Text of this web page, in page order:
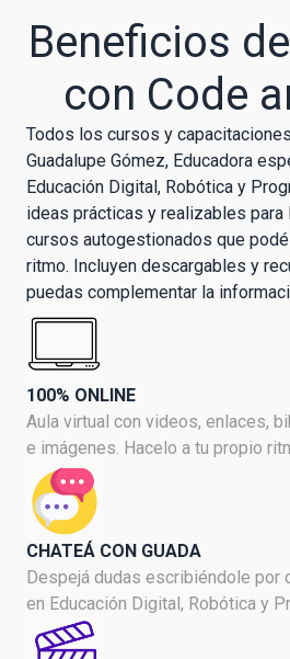
Beneficios
con Code
Todos los cursos y
Guadalupe Gómez, Educadora
Educación Digital, Robótica y
ideas prácticas y realizables para
cursos autogestionados que
ritmo. Incluyen descargables y
puedas complementar la
100% ONLINE
Aula virtual con videos, enlaces,
e imágenes. Hacelo a tu propio
CHATEÁ CON GUADA
Despejá dudas escribiéndole por
en Educación Digital, Robótica y